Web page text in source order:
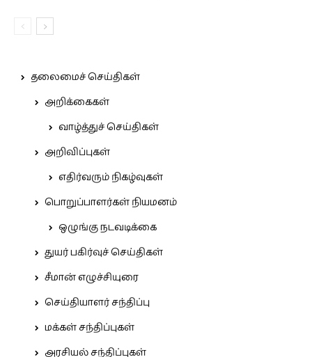
தலைமைச் செய்திகள்
அறிக்கைகள்
வாழ்த்துச் செய்திகள்
அறிவிப்புகள்
எதிர்வரும் நிகழ்வுகள்
பொறுப்பாளர்கள் நியமனம்
ஒழுங்கு நடவடிக்கை
துயர் பகிர்வுச் செய்திகள்
சீமான் எழுச்சியுரை
செய்தியாளர் சந்திப்பு
மக்கள் சந்திப்புகள்
அரசியல் சந்திப்புகள்